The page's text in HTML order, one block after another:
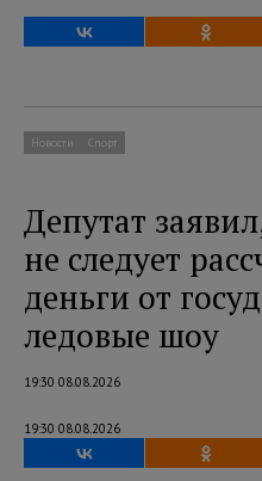
Новости Спорт
Депутат
не следует
деньги от
ледовые шоу
19:30 08.08.2026
19:30 08.08.2026